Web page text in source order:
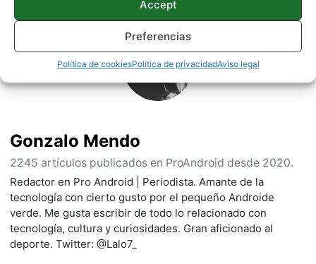
Accept
Preferencias
Política de cookiesPolítica de privacidadAviso legal
Gonzalo Mendo
2245 artículos publicados en ProAndroid desde 2020.
Redactor en Pro Android | Periodista. Amante de la
tecnología con cierto gusto por el pequeño Androide
verde. Me gusta escribir de todo lo relacionado con
tecnología, cultura y curiosidades. Gran aficionado al
deporte. Twitter: @Lalo7_